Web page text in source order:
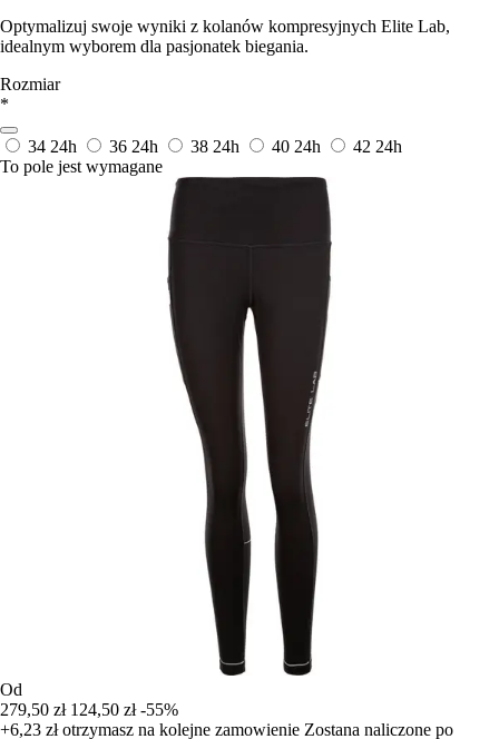
Optymalizuj swoje wyniki z kolanów kompresyjnych Elite Lab,
idealnym wyborem dla pasjonatek biegania.
Rozmiar
*
34 24h 36 24h 38 24h 40 24h 42 24h
To pole jest wymagane
Od
279,50 zł 124,50 zł -55%
+6,23 złotrzymasz na kolejne zamowienie Zostana naliczone po